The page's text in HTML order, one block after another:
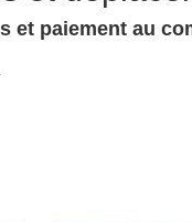
et paiement au